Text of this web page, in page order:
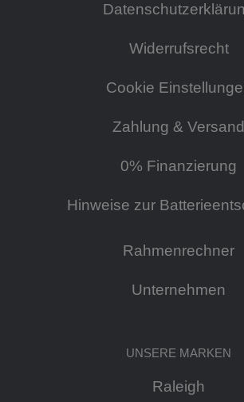
Widerrufsrecht
Cookie
Zahlung & Versand
0% Finanzierung
Hinweise zur
Rahmenrechner
Unternehmen
UNSERE MARKEN
Raleigh